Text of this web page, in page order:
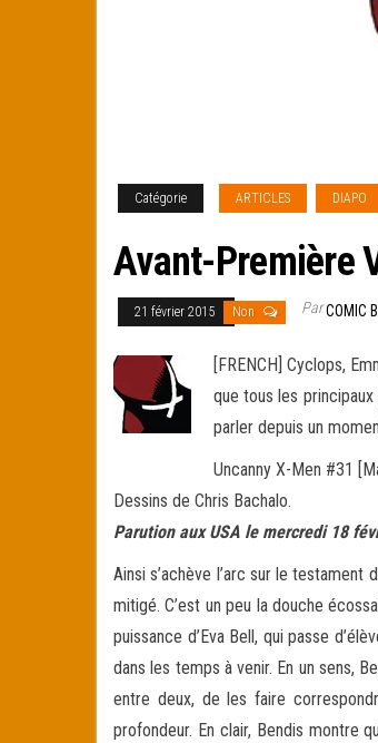
Catégorie ARTICLES DIAPO
Avant-Première
21 février 2015 Non ParCOMIC
[FRENCH] Cyclops,
que tous les
parler depuis un
Uncanny X-Men #31
Dessins de Chris Bachalo.
Parution aux USA le mercredi 18
Ainsi s’achève l’arc sur le
mitigé. C’est un peu la douche
puissance d’Eva Bell, qui passe
dans les temps à venir. En un sens,
entre deux, de les faire
profondeur. En clair, Bendis montre